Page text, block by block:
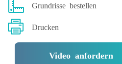
Grundrisse bestellen
Drucken
Video anfordern